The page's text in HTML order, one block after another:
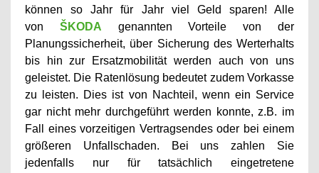
können so Jahr für Jahr viel Geld sparen! Alle
von
ŠKODA
genannten Vorteile von der
Planungssicherheit, über Sicherung des Werterhalts
bis hin zur Ersatzmobilität werden auch von uns
geleistet. Die Ratenlösung bedeutet zudem Vorkasse
zu leisten. Dies ist von Nachteil, wenn ein Service
gar nicht mehr durchgeführt werden konnte, z.B. im
Fall eines vorzeitigen Vertragsendes oder bei einem
größeren Unfallschaden. Bei uns zahlen Sie
jedenfalls nur für tatsächlich eingetretene